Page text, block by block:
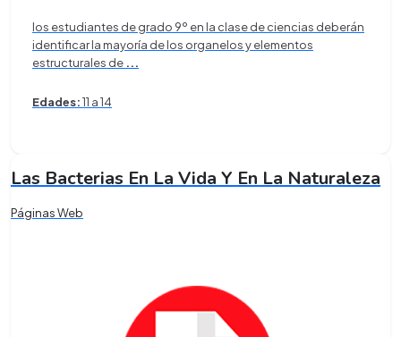
los estudiantes de grado 9º en la clase de ciencias deberán
identificar la mayoría de los organelos y elementos
estructurales de ...
Edades:11 a 14
Las Bacterias En La Vida Y En La Naturaleza
Páginas Web